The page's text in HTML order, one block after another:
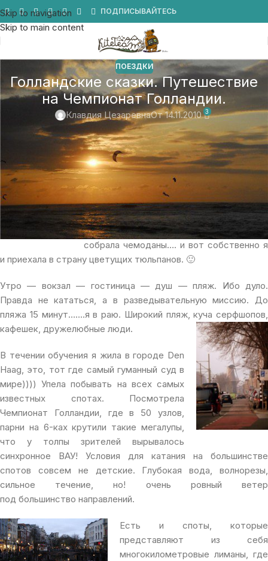
Skip to navigation
Skip to main content
ПОДПИСЫВАЙТЕСЬ
ПОЕЗДКИ
Голландские сказки. Путешествие
на Чемпионат Голландии.
Клавдия ЦезаревнаОт 14.11.2010 3
В прошлом году, я выиграла грант на
обучение в одном из европейских
университетов. На выбор мне были
предложены 4 страны: Франция, Польша,
Словакия, и Нидерланды. Во франции я
уже жила, и до моря там далековато А
вот в Голландии, по ветровой статистике
дует 250 дней в году…. Долго не думая,
собрала чемоданы…. и вот собственно я
и приехала в страну цветущих тюльпанов. 🙂
Утро — вокзал — гостиница — душ — пляж. Ибо дуло.
Правда не кататься, а в разведывательную миссию. До
пляжа 15 минут…….я в раю. Широкий пляж, куча серфшопов,
кафешек, дружелюбные люди.
В течении обучения я жила в городе Den
Haag, это, тот где самый гуманный суд в
мире)))) Упела побывать на всех самых
известных спотах. Посмотрела
Чемпионат Голландии, где в 50 узлов,
парни на 6-ках крутили такие мегалупы,
что у толпы зрителей вырывалось
синхронное ВАУ! Условия для катания на большинстве
спотов совсем не детские. Глубокая вода, волнорезы,
сильное течение, но! очень ровный ветер
под большинство направлений.
Есть и споты, которые
представляют из себя
многокилометровые лиманы, где